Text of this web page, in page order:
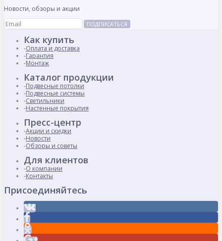
Новости, обзоры и акции
ПОДПИСАТЬСЯ
Как купить
Оплата и доставка
Гарантия
Монтаж
Каталог продукции
Подвесные потолки
Подвесные системы
Светильники
Настенные покрытия
Пресс-центр
Акции и скидки
Новости
Обзоры и советы
Для клиентов
О компании
Контакты
Присоединяйтесь